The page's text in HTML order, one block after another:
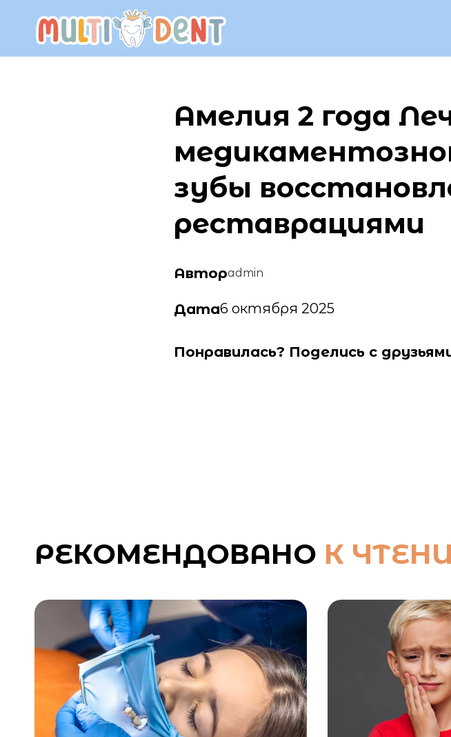
Амелия 2 года
зубы
реставрациями
Авторadmin
Дата6 октября 2025
Понравилась? Поделись с
РЕКОМЕНДОВАНО К